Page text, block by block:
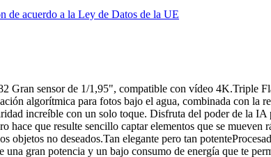
de acuerdo a la Ley de Datos de la UE
sensor de 1/1,95", compatible con vídeo 4K.Triple
algorítmica para fotos bajo el agua, combinada con la
increíble con un solo toque. Disfruta del poder de la IA
que resulte sencillo captar elementos que se
objetos no deseados.Tan elegante pero tan
gran potencia y un bajo consumo de energía que te